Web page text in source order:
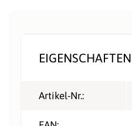
EIGENSCHAFTEN
Artikel-Nr.: